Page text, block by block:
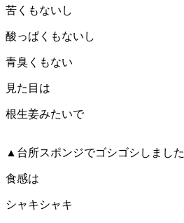
苦くもないし
酸っぱくもないし
青臭くもない
見た目は
根生姜みたいで
▲台所スポンジでゴシゴシしました
食感は
シャキシャキ